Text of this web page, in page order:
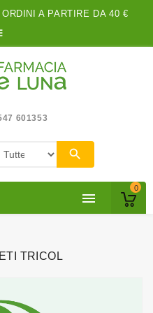
A PARTIRE DA 40 €
0
601353

TRICOL